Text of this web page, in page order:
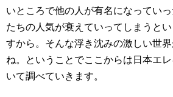
いところで他の人が有名になってい
たちの人気が衰えていってしまうと
すから。そんな浮き沈みの激しい世
ね。ということでここからは日本エ
いて調べていきます。